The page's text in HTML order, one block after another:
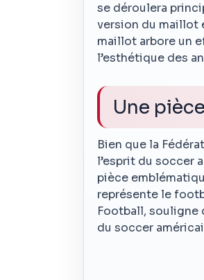
se déroulera
version du maillot
maillot arbore un
l’esthétique des
Une
Bien que la
l’esprit du soccer
pièce
représente le
Football,
du soccer